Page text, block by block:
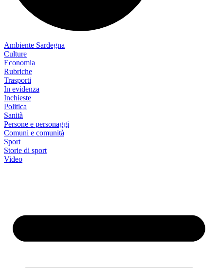
Ambiente Sardegna
Culture
Economia
Rubriche
Trasporti
In evidenza
Inchieste
Politica
Sanità
Persone e personaggi
Comuni e comunità
Sport
Storie di sport
Video